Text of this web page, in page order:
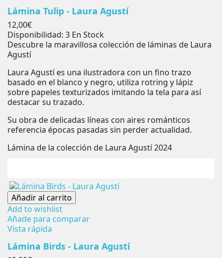
Lámina Tulip - Laura Agustí
Precio
12,00€
Disponibilidad: 3 En Stock
Descubre la maravillosa colección de láminas de Laura
Agustí
Laura Agustí es una ilustradora con un fino trazo
basado en el blanco y negro, utiliza rotring y lápiz
sobre papeles texturizados imitando la tela para así
destacar su trazado.
Su obra de delicadas líneas con aires románticos
referencia épocas pasadas sin perder actualidad.
Lámina de la colección de Laura Agustí 2024
Añadir al carrito
Add to wishlist
Añade para comparar
Vista rápida
Lámina Birds - Laura Agustí